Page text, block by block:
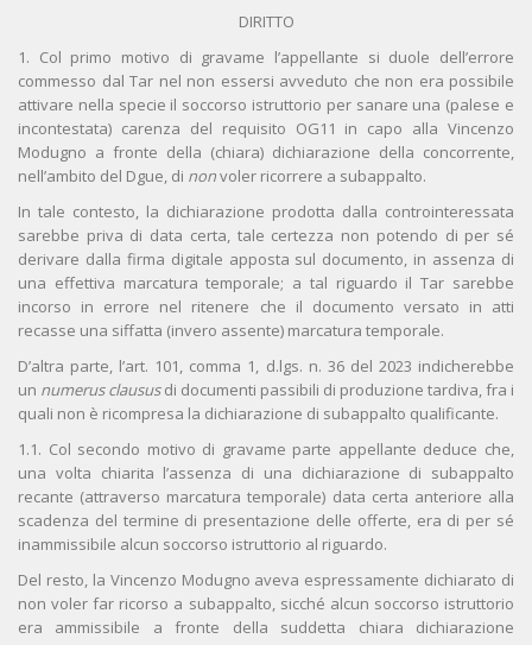
DIRITTO
1. Col primo motivo di gravame l’appellante si duole dell’errore
commesso dal Tar nel non essersi avveduto che non era possibile
attivare nella specie il soccorso istruttorio per sanare una (palese e
incontestata) carenza del requisito OG11 in capo alla Vincenzo
Modugno a fronte della (chiara) dichiarazione della concorrente,
nell’ambito del Dgue, di nonvoler ricorrere a subappalto.
In tale contesto, la dichiarazione prodotta dalla controinteressata
sarebbe priva di data certa, tale certezza non potendo di per sé
derivare dalla firma digitale apposta sul documento, in assenza di
una effettiva marcatura temporale; a tal riguardo il Tar sarebbe
incorso in errore nel ritenere che il documento versato in atti
recasse una siffatta (invero assente) marcatura temporale.
D’altra parte, l’art. 101, comma 1, d.lgs. n. 36 del 2023 indicherebbe
un numerus claususdi documenti passibili di produzione tardiva, fra i
quali non è ricompresa la dichiarazione di subappalto qualificante.
1.1. Col secondo motivo di gravame parte appellante deduce che,
una volta chiarita l’assenza di una dichiarazione di subappalto
recante (attraverso marcatura temporale) data certa anteriore alla
scadenza del termine di presentazione delle offerte, era di per sé
inammissibile alcun soccorso istruttorio al riguardo.
Del resto, la Vincenzo Modugno aveva espressamente dichiarato di
non voler far ricorso a subappalto, sicché alcun soccorso istruttorio
era ammissibile a fronte della suddetta chiara dichiarazione